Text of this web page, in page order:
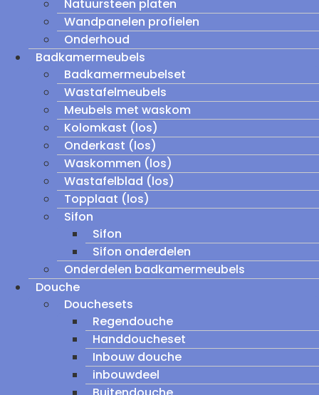
Natuursteen platen
Wandpanelen profielen
Onderhoud
Badkamermeubels
Badkamermeubelset
Wastafelmeubels
Meubels met waskom
Kolomkast (los)
Onderkast (los)
Waskommen (los)
Wastafelblad (los)
Topplaat (los)
Sifon
Sifon
Sifon onderdelen
Onderdelen badkamermeubels
Douche
Douchesets
Regendouche
Handdoucheset
Inbouw douche
inbouwdeel